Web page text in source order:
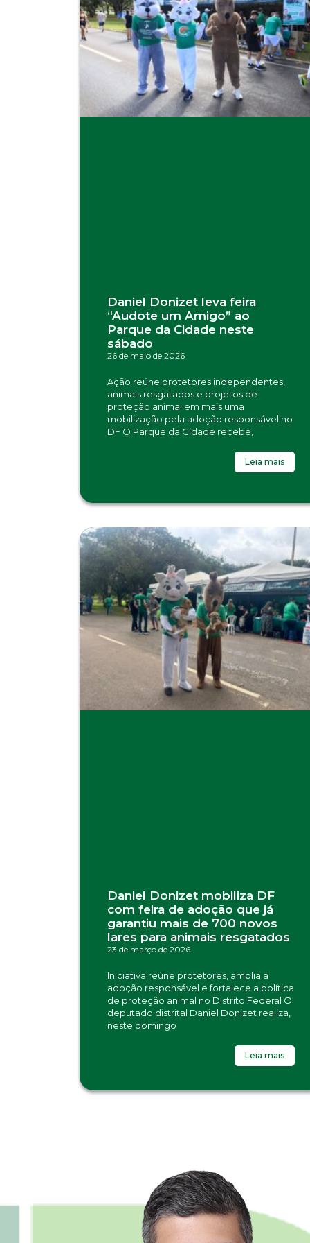
Daniel Donizet leva feira
“Audote um Amigo” ao
Parque da Cidade neste
sábado
26 de maio de 2026
Ação reúne protetores independentes,
animais resgatados e projetos de
proteção animal em mais uma
mobilização pela adoção responsável no
DF O Parque da Cidade recebe,
Leia mais
Daniel Donizet mobiliza DF
com feira de adoção que já
garantiu mais de 700 novos
lares para animais resgatados
23 de março de 2026
Iniciativa reúne protetores, amplia a
adoção responsável e fortalece a política
de proteção animal no Distrito Federal O
deputado distrital Daniel Donizet realiza,
neste domingo
Leia mais